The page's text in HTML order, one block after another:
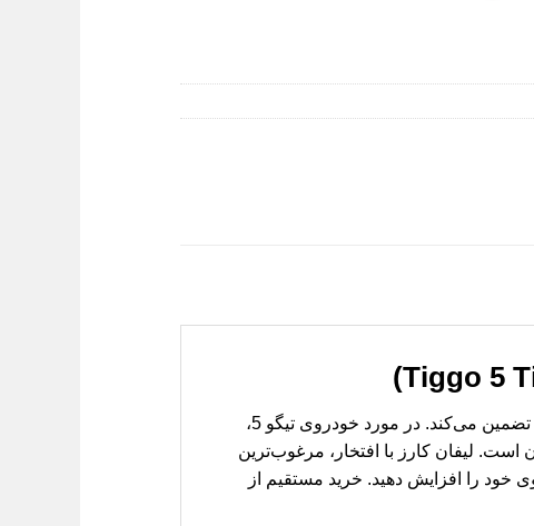
یکی از حیاتی‌ترین قطعات موتور خودرو، تسمه تایم است که هماهنگی دقیق بین میل سوپاپ و میل لنگ را تضمین می‌کند. در مورد خودروی تیگو 5،
لیفان کارز با افتخار، مرغوب‌ترین
خودروی خود را افزایش دهید. خرید مستقیم از